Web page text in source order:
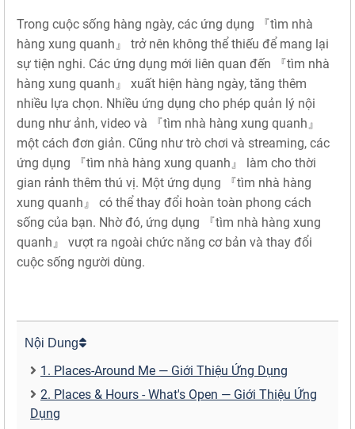
Trong cuộc sống hàng ngày, các ứng dụng 『tìm nhà
hàng xung quanh』 trở nên không thể thiếu để mang lại
sự tiện nghi. Các ứng dụng mới liên quan đến 『tìm nhà
hàng xung quanh』 xuất hiện hàng ngày, tăng thêm
nhiều lựa chọn. Nhiều ứng dụng cho phép quản lý nội
dung như ảnh, video và 『tìm nhà hàng xung quanh』
một cách đơn giản. Cũng như trò chơi và streaming, các
ứng dụng 『tìm nhà hàng xung quanh』 làm cho thời
gian rảnh thêm thú vị. Một ứng dụng 『tìm nhà hàng
xung quanh』 có thể thay đổi hoàn toàn phong cách
sống của bạn. Nhờ đó, ứng dụng 『tìm nhà hàng xung
quanh』 vượt ra ngoài chức năng cơ bản và thay đổi
cuộc sống người dùng.
Nội Dung
1. Places-Around Me — Giới Thiệu Ứng Dụng
2. Places & Hours - What's Open — Giới Thiệu Ứng
Dụng